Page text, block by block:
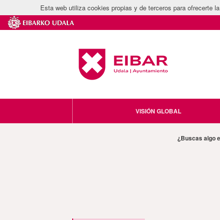
Esta web utiliza cookies propias y de terceros para ofrecerte
VISIÓN GLOBAL
¿Buscas algo